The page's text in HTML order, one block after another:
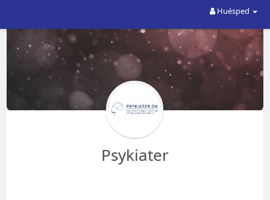
Huésped
Psykiater